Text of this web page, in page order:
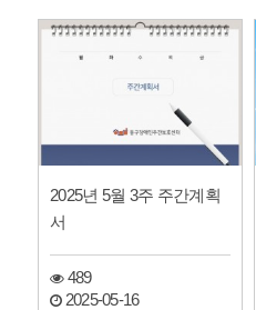
2025년 5월 3주 주간계획
서
489
2025-05-16